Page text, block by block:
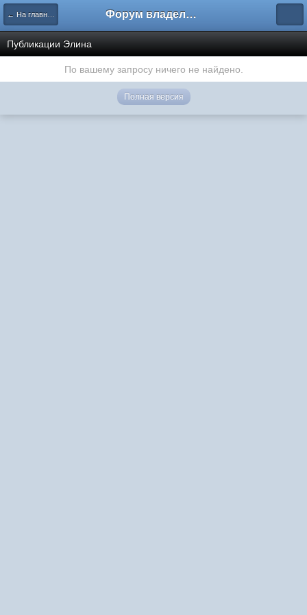
← На главную Форум владельцев интернет-магазинов
Публикации Элина
По вашему запросу ничего не найдено.
Полная версия